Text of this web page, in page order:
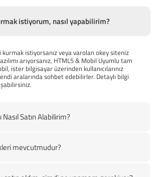
istiyorum, nasıl yapabilirim?
kurmak istiyorsanız veya varolan okey siteniz
arıyorsanız, HTML5 & Mobil Uyumlu tam
ister bilgisayar üzerinden kullanıcılarınız
aralarında sohbet edebilirler. Detaylı bilgi
Nasıl Satın Alabilirim?
mevcutmudur?